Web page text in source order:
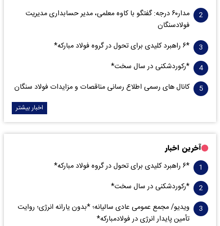
مدار‌۶٠ درجه: گفتگو با کاوه معلمی، مدیر حسابداری مدیریت
فولادسنگان
*۶ راهبرد کلیدی برای تحول در گروه فولاد مبارکه*
*رکوردشکنی در سال سخت*
کانال های رسمی اطلاع رسانی مناقصات و مزایدات فولاد سنگان
اخبار بیشتر
آخرین اخبار
*۶ راهبرد کلیدی برای تحول در گروه فولاد مبارکه*
*رکوردشکنی در سال سخت*
ویدیو/ مجمع عمومی عادی سالیانه؛ *بدون یارانه انرژی؛ روایت
تأمین پایدار انرژی در فولادمبارکه*